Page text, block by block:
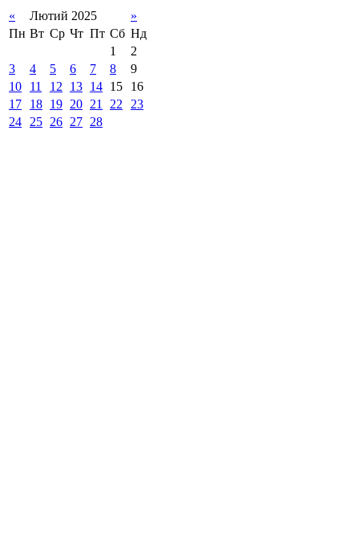
« Лютий 2025
»
Пн Вт Ср Чт Пт Сб Нд
1
2
3
4 5 6 7 8
9
10
11 12 13 14 15
16
17
18 19 20 21 22
23
24
25 26 27 28